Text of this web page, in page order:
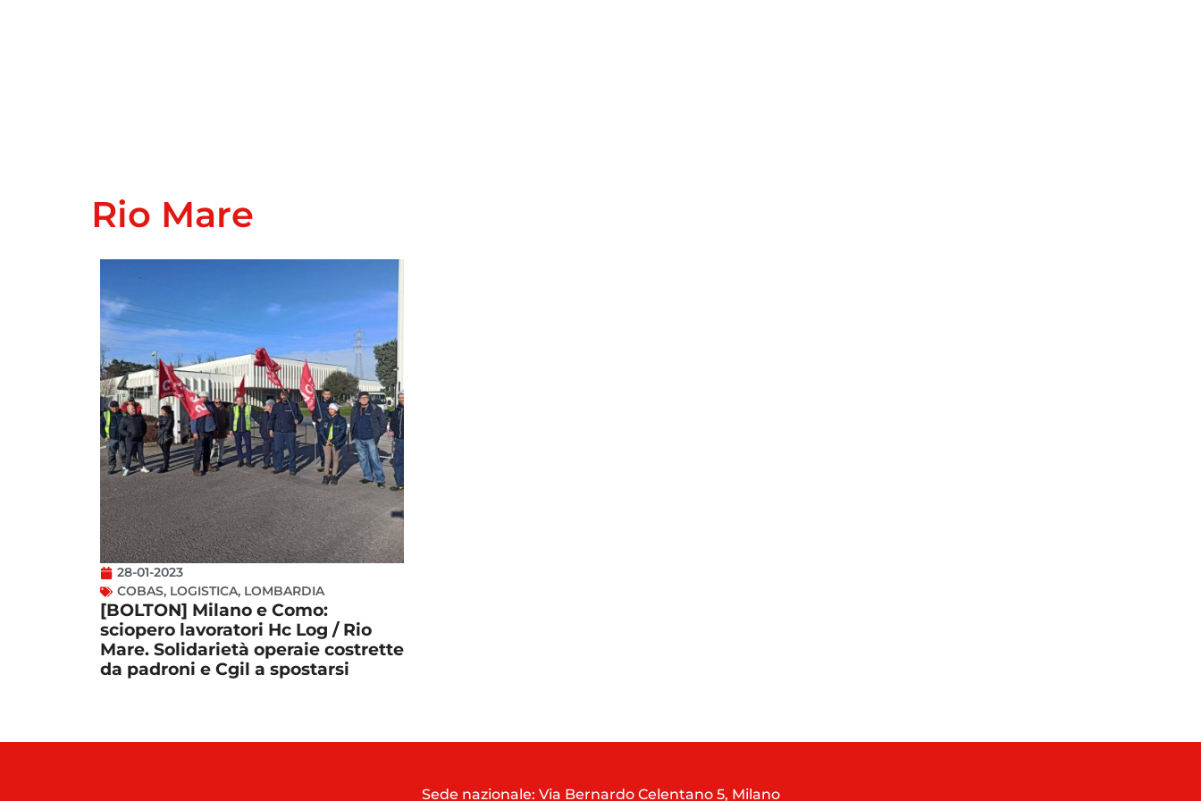
Rio Mare
28-01-2023
COBAS, LOGISTICA, LOMBARDIA
[BOLTON] Milano e Como:
sciopero lavoratori Hc Log / Rio
Mare. Solidarietà operaie costrette
da padroni e Cgil a spostarsi
Sede nazionale: Via Bernardo Celentano 5, Milano